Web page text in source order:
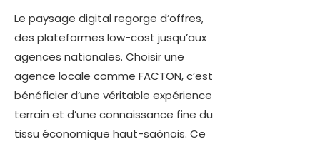
Le paysage digital regorge d’offres,
des plateformes low-cost jusqu’aux
agences nationales. Choisir une
agence locale comme FACTON, c’est
bénéficier d’une véritable expérience
terrain et d’une connaissance fine du
tissu économique haut-saônois. Ce